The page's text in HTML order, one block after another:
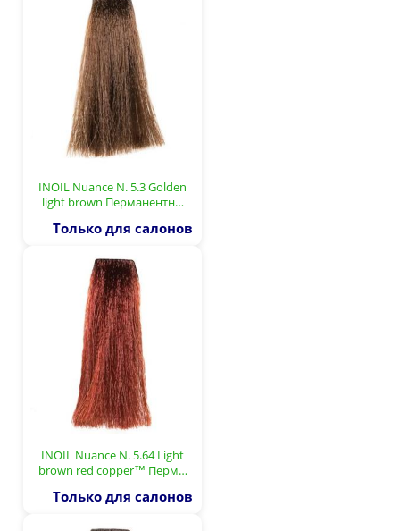
INOIL Nuance N. 5.3 Golden
light brown Перманентн…
Только для салонов
INOIL Nuance N. 5.64 Light
brown red copper™ Перм…
Только для салонов